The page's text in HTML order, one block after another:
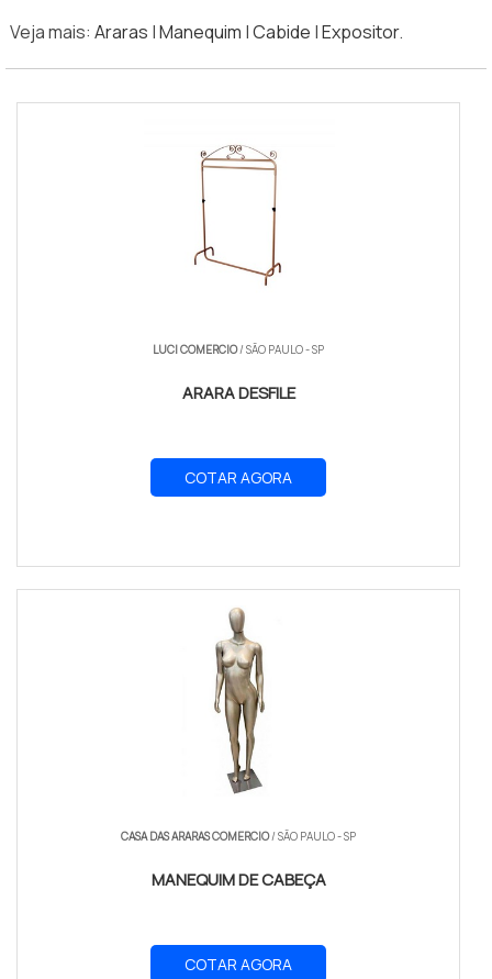
Veja mais: Araras |Manequim |Cabide |Expositor.
LUCI COMERCIO/ SÃO PAULO - SP
ARARA DESFILE
COTAR AGORA
CASA DAS ARARAS COMERCIO/ SÃO PAULO - SP
MANEQUIM DE CABEÇA
COTAR AGORA